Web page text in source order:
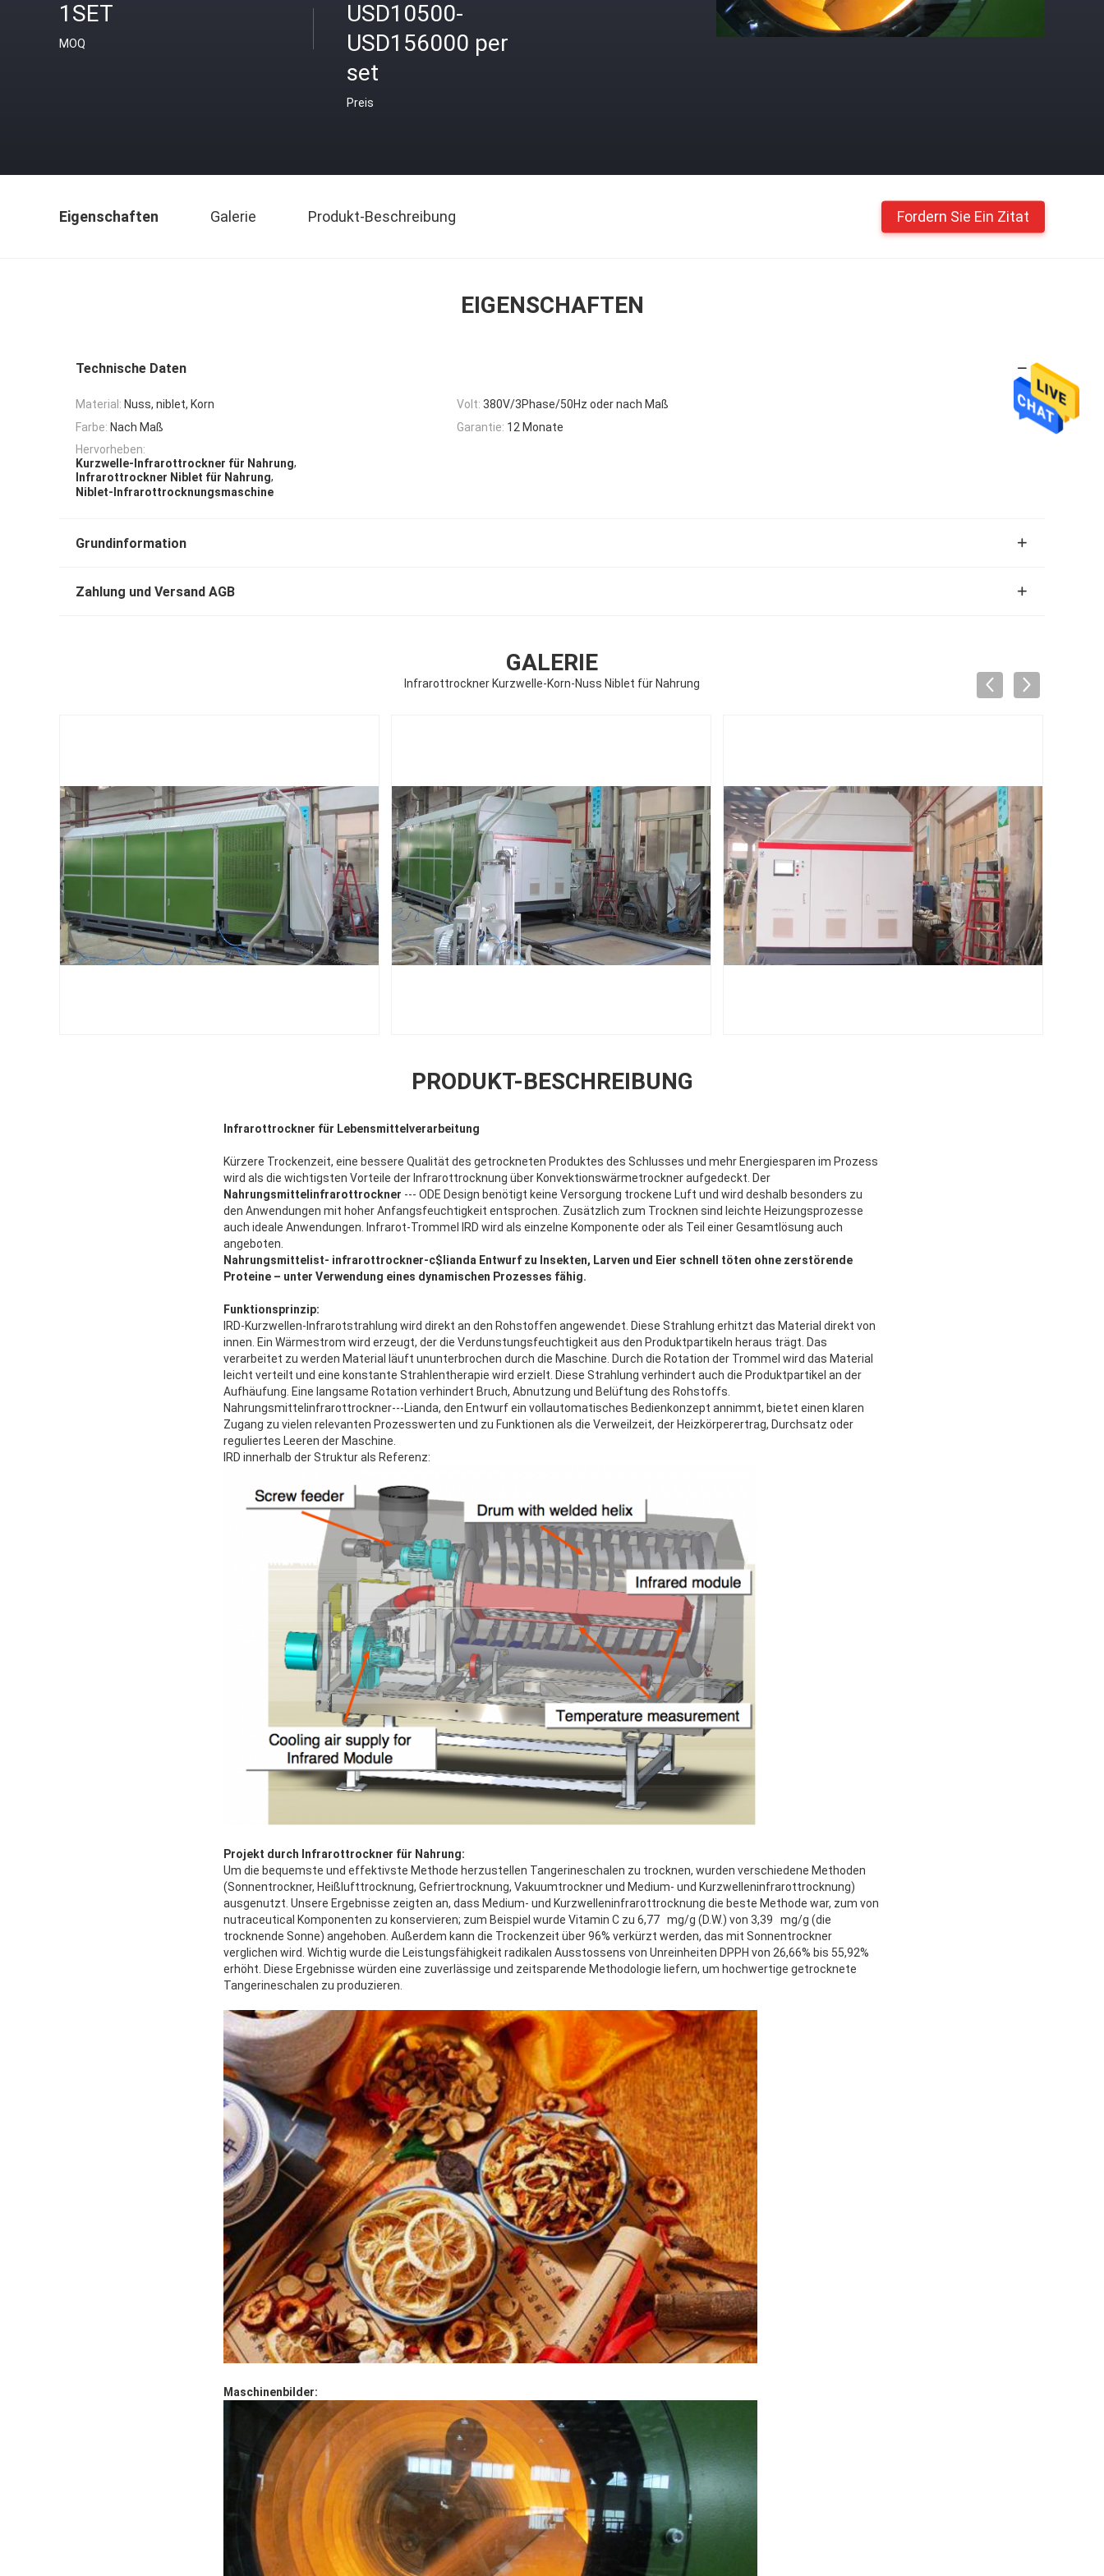
1SET
MOQ
USD10500-
USD156000 per
set
Preis
Eigenschaften Galerie Produkt-Beschreibung Fordern Sie Ein Zitat
EIGENSCHAFTEN
Technische Daten
Material: Nuss, niblet, Korn Volt: 380V/3Phase/50Hz oder nach Maß
Farbe: Nach Maß Garantie: 12 Monate
Hervorheben:
Kurzwelle-Infrarottrockner für Nahrung,
Infrarottrockner Niblet für Nahrung,
Niblet-Infrarottrocknungsmaschine
Grundinformation
Zahlung und Versand AGB
GALERIE
Infrarottrockner Kurzwelle-Korn-Nuss Niblet für Nahrung
PRODUKT-BESCHREIBUNG
Infrarottrockner für Lebensmittelverarbeitung
Kürzere Trockenzeit, eine bessere Qualität des getrockneten Produktes des Schlusses und mehr Energiesparen im Prozess
wird als die wichtigsten Vorteile der Infrarottrocknung über Konvektionswärmetrockner aufgedeckt. Der
Nahrungsmittelinfrarottrockner --- ODE Design benötigt keine Versorgung trockene Luft und wird deshalb besonders zu
den Anwendungen mit hoher Anfangsfeuchtigkeit entsprochen. Zusätzlich zum Trocknen sind leichte Heizungsprozesse
auch ideale Anwendungen. Infrarot-Trommel IRD wird als einzelne Komponente oder als Teil einer Gesamtlösung auch
angeboten.
Nahrungsmittelist- infrarottrockner-c$lianda Entwurf zu Insekten, Larven und Eier schnell töten ohne zerstörende
Proteine – unter Verwendung eines dynamischen Prozesses fähig.
Funktionsprinzip:
IRD-Kurzwellen-Infrarotstrahlung wird direkt an den Rohstoffen angewendet. Diese Strahlung erhitzt das Material direkt von
innen. Ein Wärmestrom wird erzeugt, der die Verdunstungsfeuchtigkeit aus den Produktpartikeln heraus trägt. Das
verarbeitet zu werden Material läuft ununterbrochen durch die Maschine. Durch die Rotation der Trommel wird das Material
leicht verteilt und eine konstante Strahlentherapie wird erzielt. Diese Strahlung verhindert auch die Produktpartikel an der
Aufhäufung. Eine langsame Rotation verhindert Bruch, Abnutzung und Belüftung des Rohstoffs.
Nahrungsmittelinfrarottrockner---Lianda, den Entwurf ein vollautomatisches Bedienkonzept annimmt, bietet einen klaren
Zugang zu vielen relevanten Prozesswerten und zu Funktionen als die Verweilzeit, der Heizkörperertrag, Durchsatz oder
reguliertes Leeren der Maschine.
IRD innerhalb der Struktur als Referenz:
Projekt durch Infrarottrockner für Nahrung:
Um die bequemste und effektivste Methode herzustellen Tangerineschalen zu trocknen, wurden verschiedene Methoden
(Sonnentrockner, Heißlufttrocknung, Gefriertrocknung, Vakuumtrockner und Medium- und Kurzwelleninfrarottrocknung)
ausgenutzt. Unsere Ergebnisse zeigten an, dass Medium- und Kurzwelleninfrarottrocknung die beste Methode war, zum von
nutraceutical Komponenten zu konservieren; zum Beispiel wurde Vitamin C zu 6,77 mg/g (D.W.) von 3,39 mg/g (die
trocknende Sonne) angehoben. Außerdem kann die Trockenzeit über 96% verkürzt werden, das mit Sonnentrockner
verglichen wird. Wichtig wurde die Leistungsfähigkeit radikalen Ausstossens von Unreinheiten DPPH von 26,66% bis 55,92%
erhöht. Diese Ergebnisse würden eine zuverlässige und zeitsparende Methodologie liefern, um hochwertige getrocknete
Tangerineschalen zu produzieren.
Maschinenbilder: